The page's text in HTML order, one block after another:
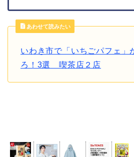
あわせて読みたい
いわき市で「いちごパフェ」
ろ！3選 喫茶店２店